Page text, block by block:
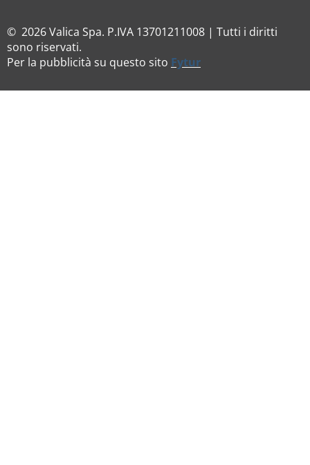
© 2026 Valica Spa. P.IVA 13701211008 | Tutti i diritti
sono riservati.
Per la pubblicità su questo sito Fytur